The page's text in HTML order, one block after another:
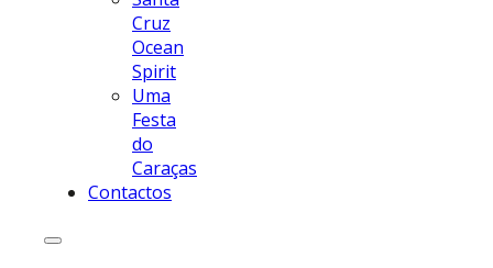
Cruz
Ocean
Spirit
Uma
Festa
do
Caraças
Contactos